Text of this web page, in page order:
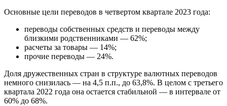
Основные цели переводов в четвертом квартале 2023 года:
переводы собственных средств и переводы между
близкими родственниками — 62%;
расчеты за товары — 14%;
прочие переводы — 24%.
Доля дружественных стран в структуре валютных переводов
немного снизилась — на 4,5 п.п., до 63,8%. В целом с третьего
квартала 2022 года она остается стабильной — в интервале от
60% до 68%.